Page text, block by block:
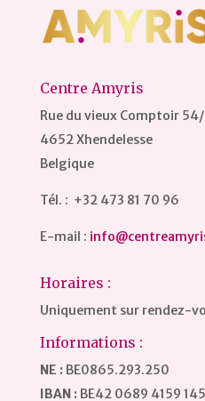
Centre Amyris
Rue du vieux Comptoir
4652 Xhendelesse
Belgique
Tél. : +32 473 81 70 96
E-mail :
Horaires :
Uniquement sur rendez-
Informations :
NE :BE0865.293.250
IBAN :BE42 0689 4159